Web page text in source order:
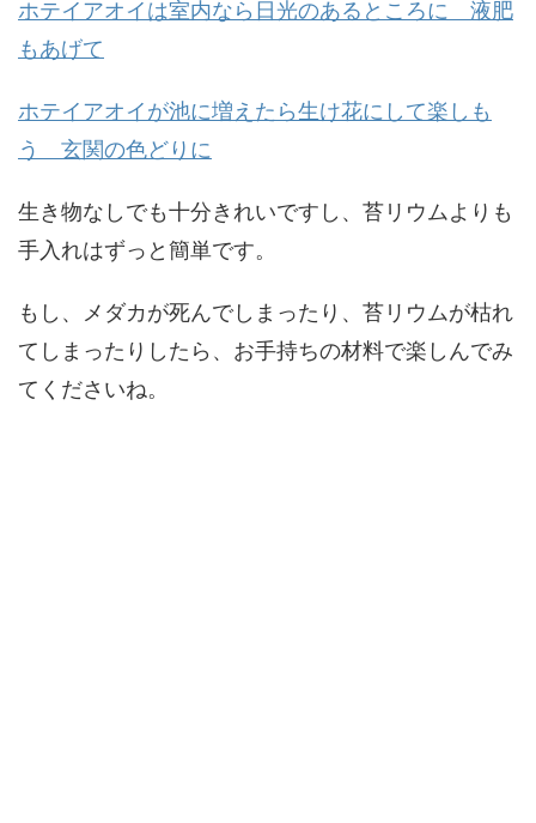
ホテイアオイは室内なら日光のあるところに 液肥
もあげて
ホテイアオイが池に増えたら生け花にして楽しも
う 玄関の色どりに
生き物なしでも十分きれいですし、苔リウムよりも
手入れはずっと簡単です。
もし、メダカが死んでしまったり、苔リウムが枯れ
てしまったりしたら、お手持ちの材料で楽しんでみ
てくださいね。